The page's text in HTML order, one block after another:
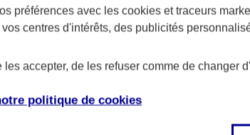
Vous avez souscrit
préférences avec les cookies et traceurs
centres d'intérêts, des publicités
les accepter, de les refuser comme de changer
politique de cookies